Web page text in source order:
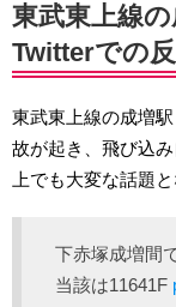
東武東上線
Twitterでの
東武東上線の成増
故が起き、飛び込
上でも大変な話題
下赤塚成増間
当該は11641F